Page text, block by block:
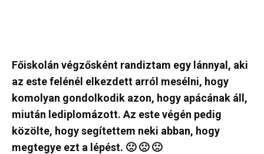
Főiskolán végzősként randiztam egy lánnyal, aki
az este felénél elkezdett arról mesélni, hogy
komolyan gondolkodik azon, hogy apácának áll,
miután lediplomázott. Az este végén pedig
közölte, hogy segítettem neki abban, hogy
megtegye ezt a lépést. 🙁 🙁 🙁